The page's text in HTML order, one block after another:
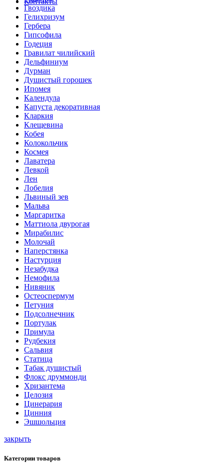
Гвоздика
Гелихризум
Гербера
Гипсофила
Годеция
Гравилат чилийский
Дельфиниум
Дурман
Душистый горошек
Ипомея
Календула
Капуста декоративная
Кларкия
Клещевина
Кобея
Колокольчик
Космея
Лаватера
Левкой
Лен
Лобелия
Львиный зев
Мальва
Маргаритка
Маттиола двурогая
Мирабилис
Молочай
Наперстянка
Настурция
Незабудка
Немофила
Нивяник
Остеоспермум
Петуния
Подсолнечник
Портулак
Примула
Рудбекия
Сальвия
Статица
Табак душистый
Флокс друммонди
Хризантема
Целозия
Цинерария
Цинния
Эшшольция
закрыть
Категории товаров